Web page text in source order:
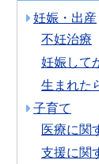
妊娠・出産
不妊治療
妊娠して
生まれた
子育て
医療に関
支援に関